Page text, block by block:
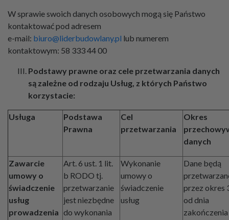
W sprawie swoich danych osobowych mogą się Państwo
kontaktować pod adresem
e-mail: biuro@liderbudowlany.pl lub numerem
kontaktowym: 58 333 44 00
Podstawy prawne oraz cele przetwarzania danych
są zależne od rodzaju Usług, z których Państwo
korzystacie:
Usługa
Podstawa
Prawna
Cel
przetwarzania
Okres
danych
Zawarcie
umowy o
świadczenie
usług
prowadzenia
Art. 6 ust. 1 lit.
b RODO tj.
przetwarzanie
jest niezbędne
do wykonania
Wykonanie
umowy o
świadczenie
usług
Dane będą
przez okres
od dnia
zakończenia